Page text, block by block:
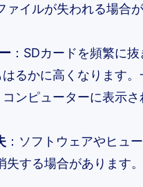
イルが失われる場合が
：SDカードを頻繁に
るかに高くなります
ンピューターに表示さ
：ソフトウェアやヒュ
する場合があります。